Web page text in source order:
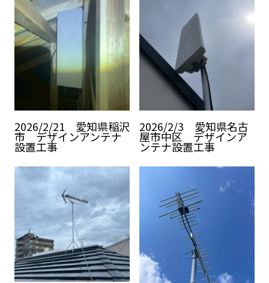
2026/2/21 愛知県稲沢
市 デザインアンテナ
設置工事
2026/2/3 愛知県名古
屋市中区 デザインア
ンテナ設置工事